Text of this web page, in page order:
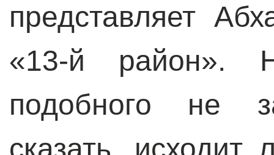
представляет
«13-й район».
подобного не